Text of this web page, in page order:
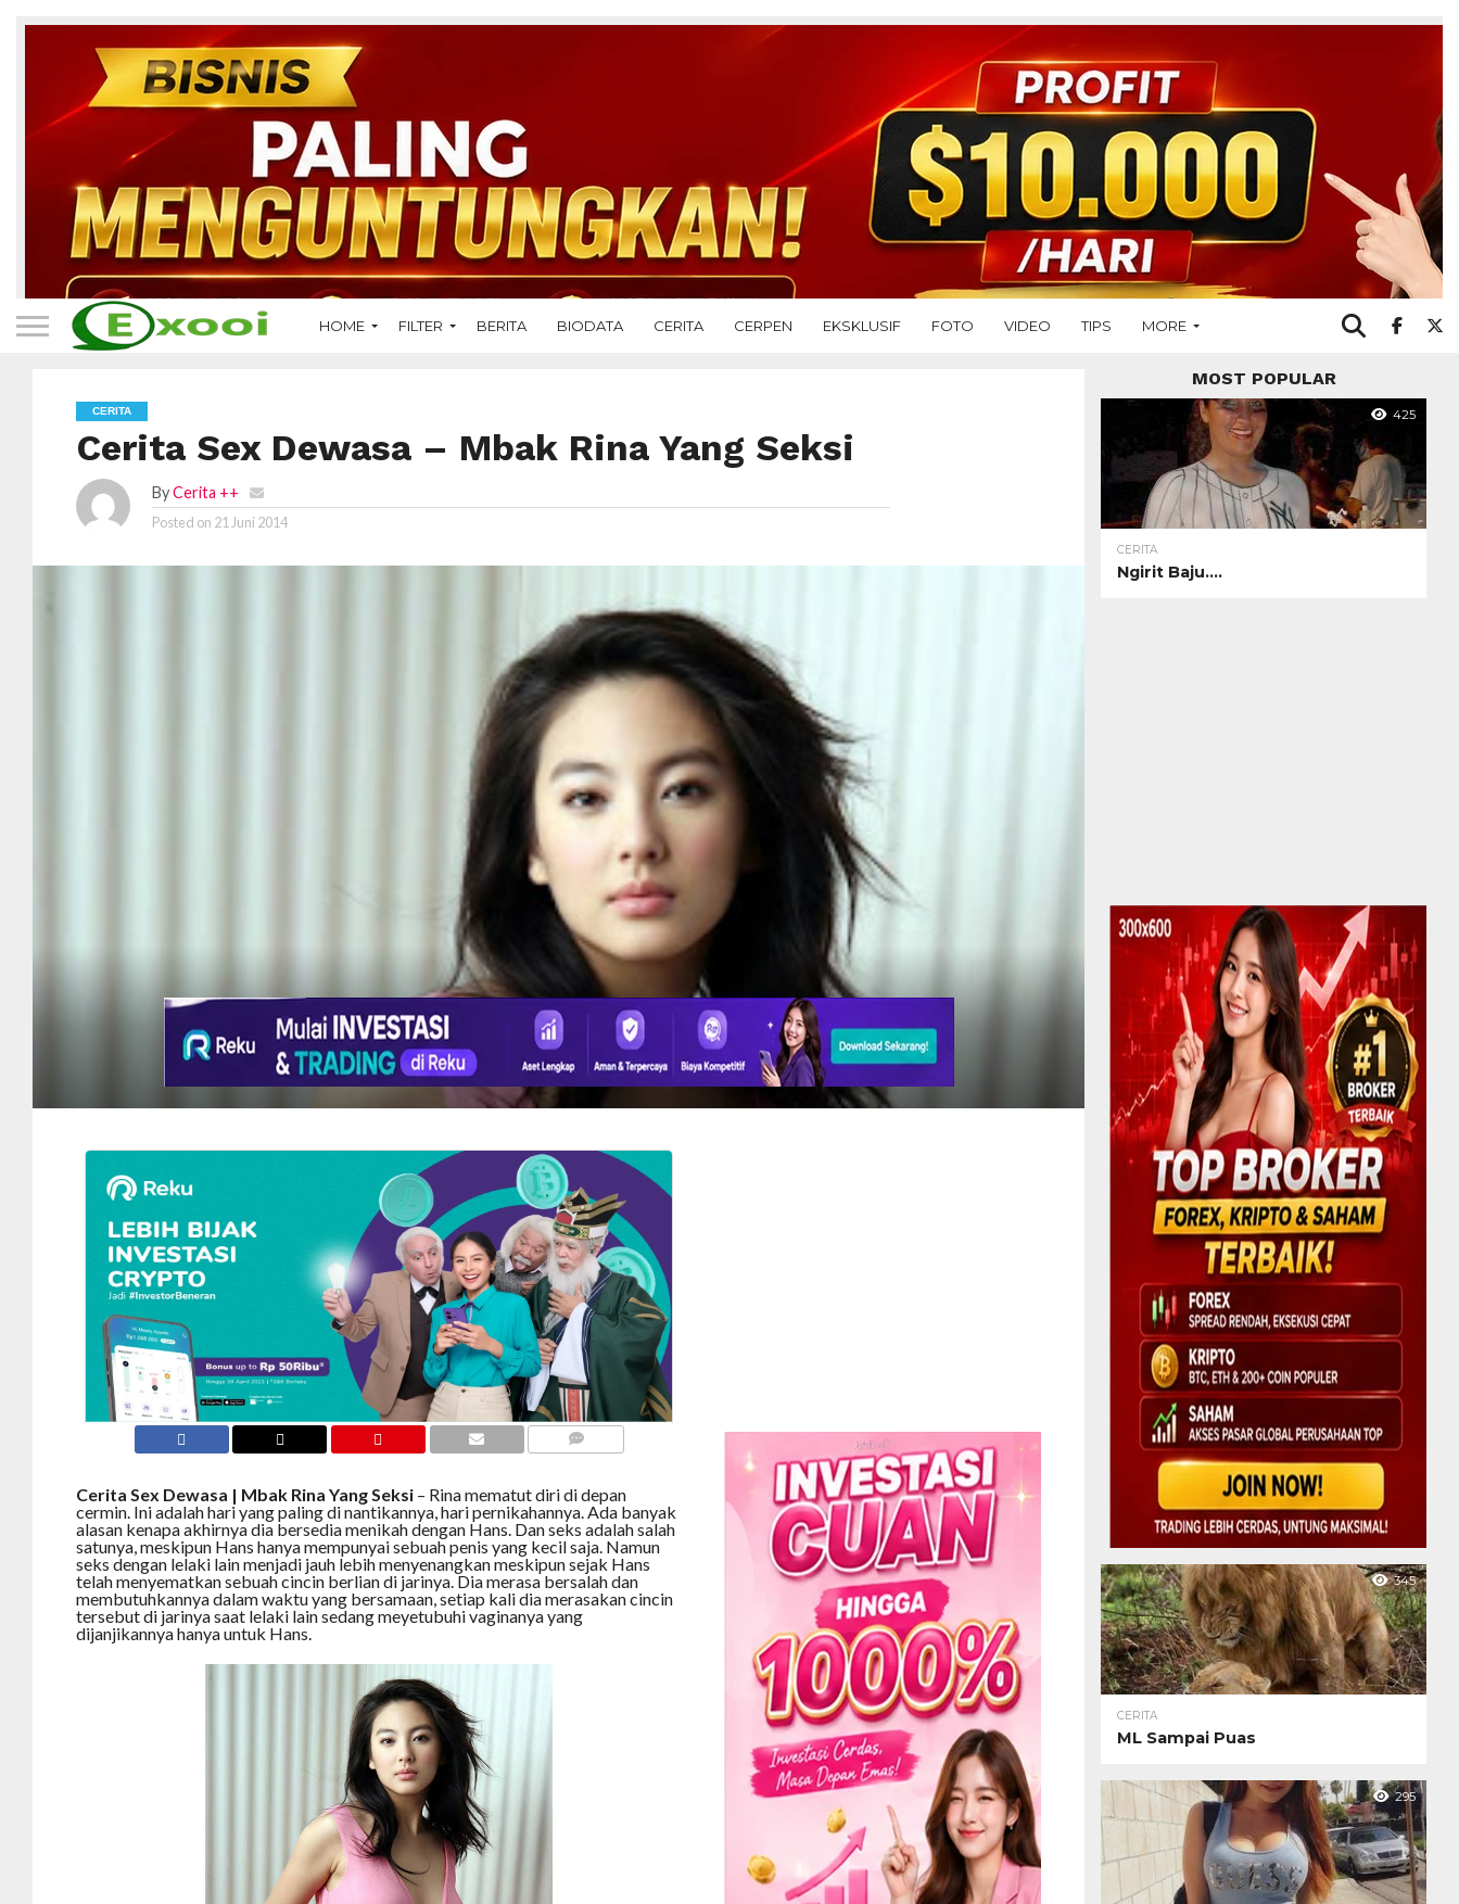
HOME FILTER BERITA BIODATA CERITA CERPEN EKSKLUSIF FOTO VIDEO TIPS MORE
CERITA
Cerita Sex Dewasa – Mbak Rina Yang Seksi
By Cerita ++
Posted on 21 Juni 2014
Cerita Sex Dewasa | Mbak Rina Yang Seksi – Rina mematut diri di depan
cermin. Ini adalah hari yang paling di nantikannya, hari pernikahannya. Ada banyak
alasan kenapa akhirnya dia bersedia menikah dengan Hans. Dan seks adalah salah
satunya, meskipun Hans hanya mempunyai sebuah penis yang kecil saja. Namun
seks dengan lelaki lain menjadi jauh lebih menyenangkan meskipun sejak Hans
telah menyematkan sebuah cincin berlian di jarinya. Dia merasa bersalah dan
membutuhkannya dalam waktu yang bersamaan, setiap kali dia merasakan cincin
tersebut di jarinya saat lelaki lain sedang meyetubuhi vaginanya yang
dijanjikannya hanya untuk Hans.
MOST POPULAR
425
CERITA
Ngirit Baju….
345
CERITA
ML Sampai Puas
295